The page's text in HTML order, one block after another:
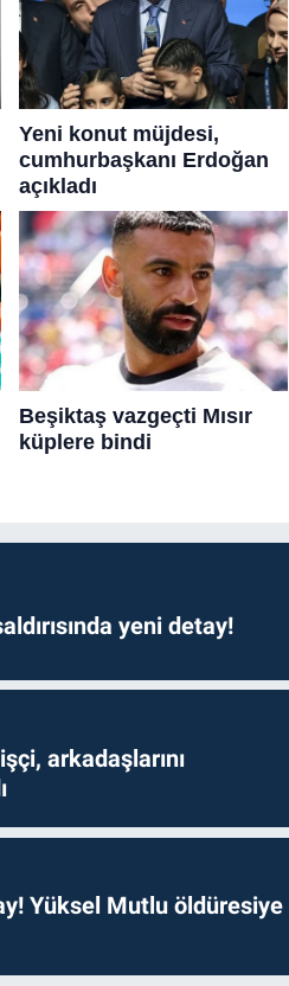
yeni detay!
arkadaşlarını
Yüksel Mutlu öldüresiye